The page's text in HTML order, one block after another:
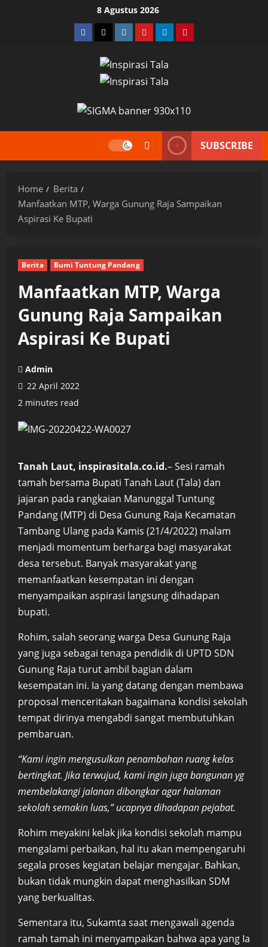
8 Agustus 2026
Facebook
TwitterInstagram
YouTubeLinkedInPinterest
SUBSCRIBE
Home
Berita
Manfaatkan MTP, Warga Gunung Raja Sampaikan
Aspirasi Ke Bupati
Berita Bumi Tuntung Pandang
Manfaatkan MTP, Warga
Gunung Raja Sampaikan
Aspirasi Ke Bupati
Admin
22 April 2022
2 minutes read
Tanah Laut, inspirasitala.co.id.– Sesi ramah
tamah bersama Bupati Tanah Laut (Tala) dan
jajaran pada rangkaian Manunggal Tuntung
Pandang (MTP) di Desa Gunung Raja Kecamatan
Tambang Ulang pada Kamis (21/4/2022) malam
menjadi momentum berharga bagi masyarakat
desa tersebut. Banyak masyarakat yang
memanfaatkan kesempatan ini dengan
menyampaikan aspirasi langsung dihadapan
bupati.
Rohim, salah seorang warga Desa Gunung Raja
yang juga sebagai tenaga pendidik di UPTD SDN
Gunung Raja turut ambil bagian dalam
kesempatan ini. Ia yang datang dengan membawa
proposal menceritakan bagaimana kondisi sekolah
tempat dirinya mengabdi sangat membutuhkan
pembaruan.
“Kami ingin mengusulkan penambahan ruang kelas
bertingkat. Jika terwujud, kami ingin juga bangunan yg
membelakangi jalanan dibongkar agar halaman
sekolah semakin luas,” ucapnya dihadapan pejabat.
Rohim meyakini kelak jika kondisi sekolah mampu
mengalami perbaikan, hal itu akan mempengaruhi
segala proses kegiatan belajar mengajar. Bahkan,
bukan tidak mungkin dapat menghasilkan SDM
yang berkualitas.
Sementara itu, Sukamta saat mengawali agenda
ramah tamah ini menyampaikan bahwa apa yang Ia